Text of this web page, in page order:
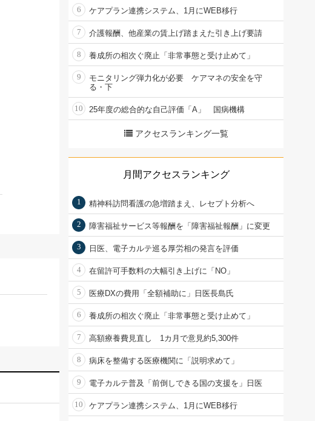
6 ケアプラン連携システム、1月にWEB移行
7 介護報酬、他産業の賃上げ踏まえた引き上げ要請
8 養成所の相次ぐ廃止「非常事態と受け止めて」
9
モニタリング弾力化が必要 ケアマネの安全を守
る・下
10 25年度の総合的な自己評価「A」 国病機構
アクセスランキング一覧
月間アクセスランキング
1 精神科訪問看護の急増踏まえ、レセプト分析へ
2 障害福祉サービス等報酬を「障害福祉報酬」に変更
3 日医、電子カルテ巡る厚労相の発言を評価
4 在留許可手数料の大幅引き上げに「NO」
5 医療DXの費用「全額補助に」日医長島氏
6 養成所の相次ぐ廃止「非常事態と受け止めて」
7 高額療養費見直し 1カ月で意見約5,300件
8 病床を整備する医療機関に「説明求めて」
9 電子カルテ普及「前倒しできる国の支援を」日医
10 ケアプラン連携システム、1月にWEB移行